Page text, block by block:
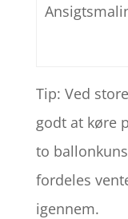
Tip: Ved
godt at køre
to
fordeles
igennem.